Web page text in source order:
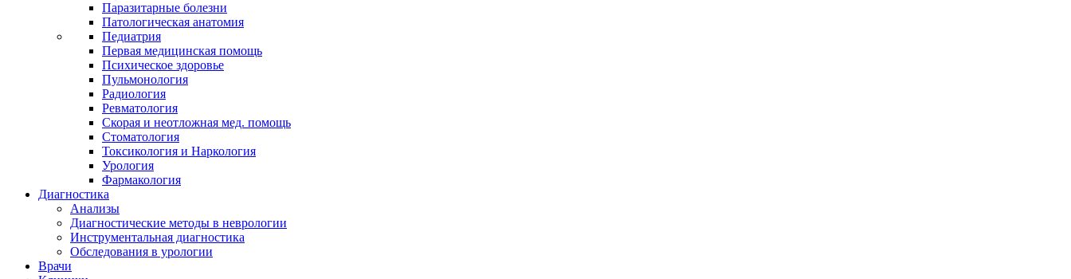
Паразитарные болезни
Патологическая анатомия
Педиатрия
Первая медицинская помощь
Психическое здоровье
Пульмонология
Радиология
Ревматология
Скорая и неотложная мед. помощь
Стоматология
Токсикология и Наркология
Урология
Фармакология
Диагностика
Анализы
Диагностические методы в неврологии
Инструментальная диагностика
Обследования в урологии
Врачи